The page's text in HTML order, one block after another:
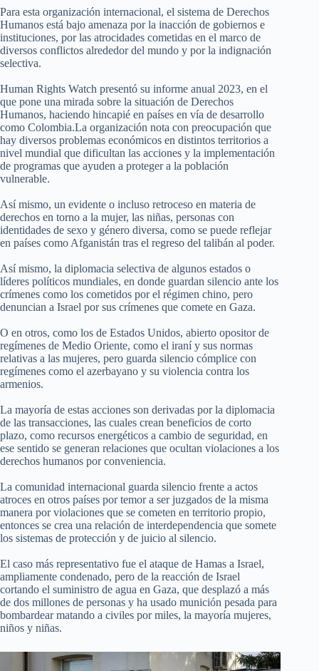
Para esta organización internacional, el sistema de Derechos
Humanos está bajo amenaza por la inacción de gobiernos e
instituciones, por las atrocidades cometidas en el marco de
diversos conflictos alrededor del mundo y por la indignación
selectiva.
Human Rights Watch presentó su informe anual 2023, en el
que pone una mirada sobre la situación de Derechos
Humanos, haciendo hincapié en países en vía de desarrollo
como Colombia.La organización nota con preocupación que
hay diversos problemas económicos en distintos territorios a
nivel mundial que dificultan las acciones y la implementación
de programas que ayuden a proteger a la población
vulnerable.
Así mismo, un evidente o incluso retroceso en materia de
derechos en torno a la mujer, las niñas, personas con
identidades de sexo y género diversa, como se puede reflejar
en países como Afganistán tras el regreso del talibán al poder.
Así mismo, la diplomacia selectiva de algunos estados o
líderes políticos mundiales, en donde guardan silencio ante los
crímenes como los cometidos por el régimen chino, pero
denuncian a Israel por sus crímenes que comete en Gaza.
O en otros, como los de Estados Unidos, abierto opositor de
regímenes de Medio Oriente, como el iraní y sus normas
relativas a las mujeres, pero guarda silencio cómplice con
regímenes como el azerbayano y su violencia contra los
armenios.
La mayoría de estas acciones son derivadas por la diplomacia
de las transacciones, las cuales crean beneficios de corto
plazo, como recursos energéticos a cambio de seguridad, en
ese sentido se generan relaciones que ocultan violaciones a los
derechos humanos por conveniencia.
La comunidad internacional guarda silencio frente a actos
atroces en otros países por temor a ser juzgados de la misma
manera por violaciones que se cometen en territorio propio,
entonces se crea una relación de interdependencia que somete
los sistemas de protección y de juicio al silencio.
El caso más representativo fue el ataque de Hamas a Israel,
ampliamente condenado, pero de la reacción de Israel
cortando el suministro de agua en Gaza, que desplazó a más
de dos millones de personas y ha usado munición pesada para
bombardear matando a civiles por miles, la mayoría mujeres,
niños y niñas.